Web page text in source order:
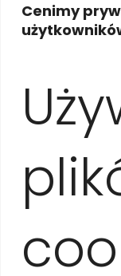
Cenimy
Descripción
o Habana
mercados
verduras
habitantes
alimenticios
la terrazade
(alojamiento
un
la historia y
ingredientes
populares.